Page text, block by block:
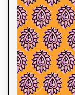
Oferecemos
tecnológicos
qualquer cor
Cores